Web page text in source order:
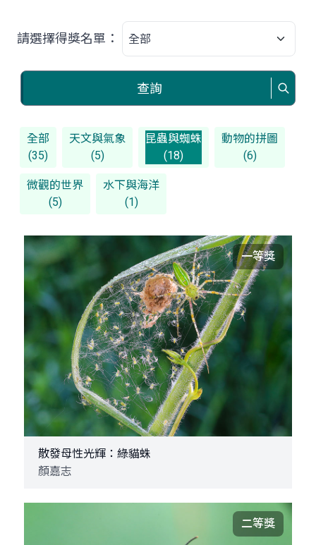
請選擇得獎名單：
查詢
全部
(35)
天文與氣象
(5)
昆蟲與蜘蛛
(18)
動物的拼圖
(6)
微觀的世界
(5)
水下與海洋
(1)
一等獎
散發母性光輝：綠貓蛛
顏嘉志
二等獎